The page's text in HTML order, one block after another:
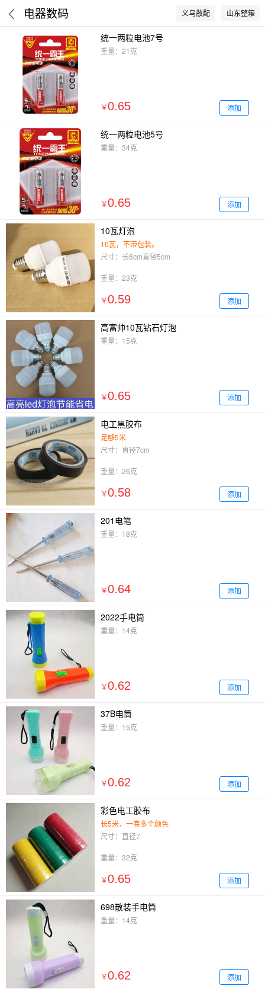
电器数码 义乌散配 山东整箱
统一两粒电池7号
重量：21克
￥0.65 添加
统一两粒电池5号
重量：34克
￥0.65 添加
10瓦灯泡
10瓦，不带包装。
尺寸：长8cm直径5cm
重量：23克
￥0.59 添加
高富帅10瓦钻石灯泡
重量：15克
￥0.65 添加
电工黑胶布
足够5米
尺寸：直径7cm
重量：26克
￥0.58 添加
201电笔
重量：18克
￥0.64 添加
2022手电筒
重量：14克
￥0.62 添加
37B电筒
重量：15克
￥0.62 添加
彩色电工胶布
长5米，一卷多个颜色
尺寸：直径7
重量：32克
￥0.65 添加
698散装手电筒
重量：14克
￥0.62 添加